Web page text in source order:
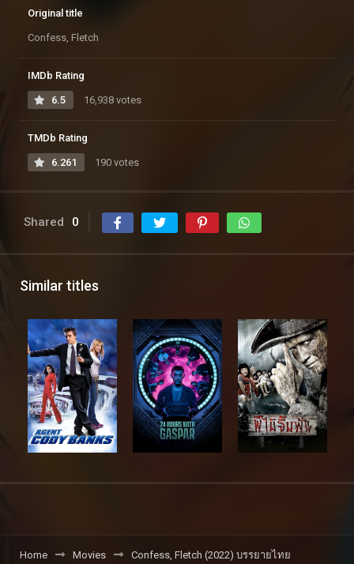
Original title
Confess, Fletch
IMDb Rating
6.5 16,938 votes
TMDb Rating
6.261 190 votes
Shared 0
Similar titles
Home Movies Confess, Fletch (2022) บรรยายไทย